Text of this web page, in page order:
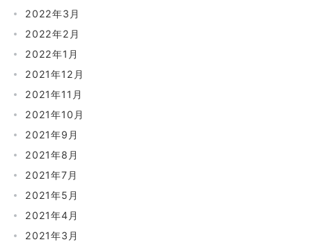
2022年3月
2022年2月
2022年1月
2021年12月
2021年11月
2021年10月
2021年9月
2021年8月
2021年7月
2021年5月
2021年4月
2021年3月